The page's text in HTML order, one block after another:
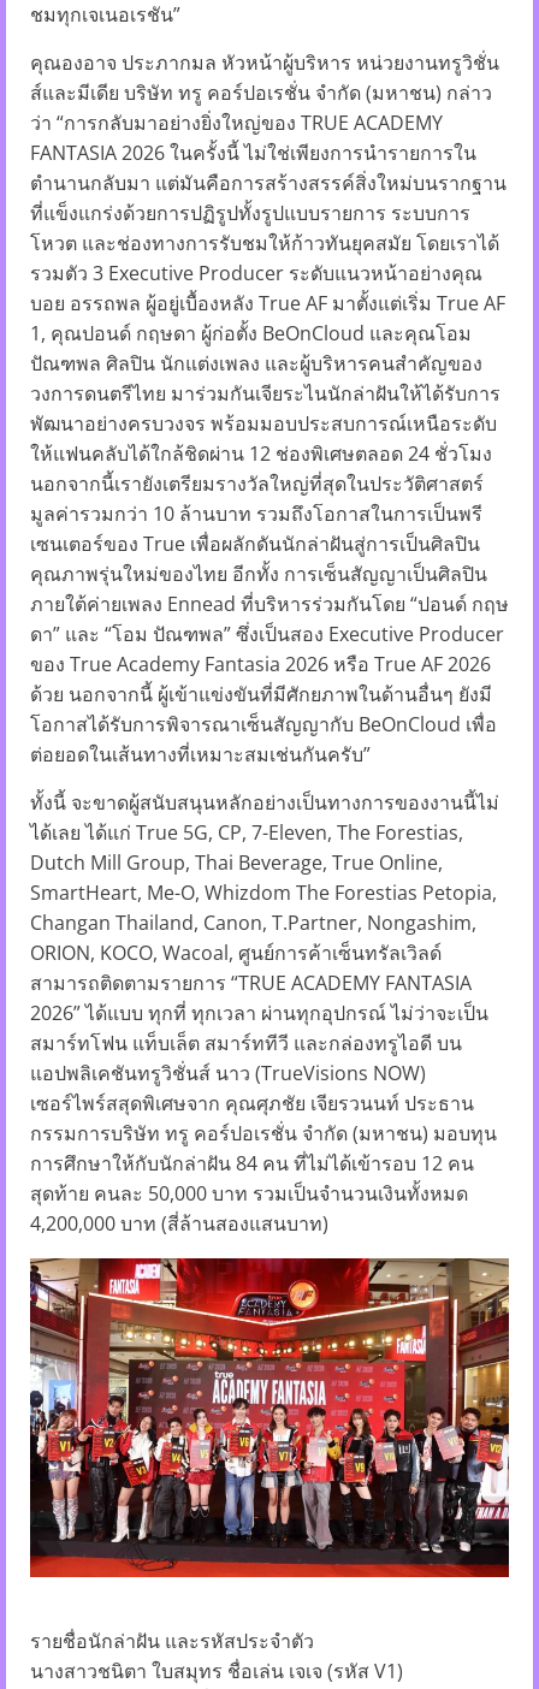
ชมทุกเจเนอเรชัน”
คุณองอาจ ประภากมล หัวหน้าผู้บริหาร หน่วยงานทรูวิชั่น
ส์และมีเดีย บริษัท ทรู คอร์ปอเรชั่น จำกัด (มหาชน) กล่าว
ว่า “การกลับมาอย่างยิ่งใหญ่ของ TRUE ACADEMY
FANTASIA 2026 ในครั้งนี้ ไม่ใช่เพียงการนำรายการใน
ตำนานกลับมา แต่มันคือการสร้างสรรค์สิ่งใหม่บนรากฐาน
ที่แข็งแกร่งด้วยการปฏิรูปทั้งรูปแบบรายการ ระบบการ
โหวต และช่องทางการรับชมให้ก้าวทันยุคสมัย โดยเราได้
รวมตัว 3 Executive Producer ระดับแนวหน้าอย่างคุณ
บอย อรรถพล ผู้อยู่เบื้องหลัง True AF มาตั้งแต่เริ่ม True AF
1, คุณปอนด์ กฤษดา ผู้ก่อตั้ง BeOnCloud และคุณโอม
ปัณฑพล ศิลปิน นักแต่งเพลง และผู้บริหารคนสำคัญของ
วงการดนตรีไทย มาร่วมกันเจียระไนนักล่าฝันให้ได้รับการ
พัฒนาอย่างครบวงจร พร้อมมอบประสบการณ์เหนือระดับ
ให้แฟนคลับได้ใกล้ชิดผ่าน 12 ช่องพิเศษตลอด 24 ชั่วโมง
นอกจากนี้เรายังเตรียมรางวัลใหญ่ที่สุดในประวัติศาสตร์
มูลค่ารวมกว่า 10 ล้านบาท รวมถึงโอกาสในการเป็นพรี
เซนเตอร์ของ True เพื่อผลักดันนักล่าฝันสู่การเป็นศิลปิน
คุณภาพรุ่นใหม่ของไทย อีกทั้ง การเซ็นสัญญาเป็นศิลปิน
ภายใต้ค่ายเพลง Ennead ที่บริหารร่วมกันโดย “ปอนด์ กฤษ
ดา” และ “โอม ปัณฑพล” ซึ่งเป็นสอง Executive Producer
ของ True Academy Fantasia 2026 หรือ True AF 2026
ด้วย นอกจากนี้ ผู้เข้าแข่งขันที่มีศักยภาพในด้านอื่นๆ ยังมี
โอกาสได้รับการพิจารณาเซ็นสัญญากับ BeOnCloud เพื่อ
ต่อยอดในเส้นทางที่เหมาะสมเช่นกันครับ”
ทั้งนี้ จะขาดผู้สนับสนุนหลักอย่างเป็นทางการของงานนี้ไม่
ได้เลย ได้แก่ True 5G, CP, 7-Eleven, The Forestias,
Dutch Mill Group, Thai Beverage, True Online,
SmartHeart, Me-O, Whizdom The Forestias Petopia,
Changan Thailand, Canon, T.Partner, Nongashim,
ORION, KOCO, Wacoal, ศูนย์การค้าเซ็นทรัลเวิลด์
สามารถติดตามรายการ “TRUE ACADEMY FANTASIA
2026” ได้แบบ ทุกที่ ทุกเวลา ผ่านทุกอุปกรณ์ ไม่ว่าจะเป็น
สมาร์ทโฟน แท็บเล็ต สมาร์ททีวี และกล่องทรูไอดี บน
แอปพลิเคชันทรูวิชั่นส์ นาว (TrueVisions NOW)
เซอร์ไพร์สสุดพิเศษจาก คุณศุภชัย เจียรวนนท์ ประธาน
กรรมการบริษัท ทรู คอร์ปอเรชั่น จำกัด (มหาชน) มอบทุน
การศึกษาให้กับนักล่าฝัน 84 คน ที่ไม่ได้เข้ารอบ 12 คน
สุดท้าย คนละ 50,000 บาท รวมเป็นจำนวนเงินทั้งหมด
4,200,000 บาท (สี่ล้านสองแสนบาท)
รายชื่อนักล่าฝัน และรหัสประจำตัว
นางสาวชนิตา ใบสมุทร ชื่อเล่น เจเจ (รหัส V1)